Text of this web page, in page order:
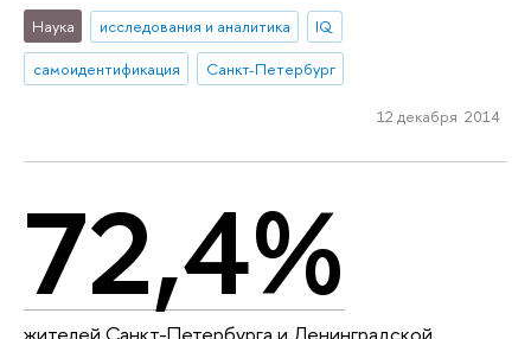
Наука исследования и аналитика
IQ
самоидентификация
Санкт-Петербург
12 декабря 2014
72,4%
жителей Санкт-Петербурга и Ленинградской